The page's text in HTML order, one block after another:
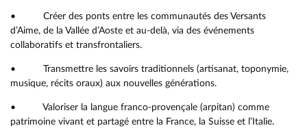
• Créer des ponts entre les communautés des Versants
d’Aime, de la Vallée d’Aoste et au-delà, via des événements
collaboratifs et transfrontaliers.
• Transmettre les savoirs traditionnels (artisanat, toponymie,
musique, récits oraux) aux nouvelles générations.
• Valoriser la langue franco-provençale (arpitan) comme
patrimoine vivant et partagé entre la France, la Suisse et l’Italie.